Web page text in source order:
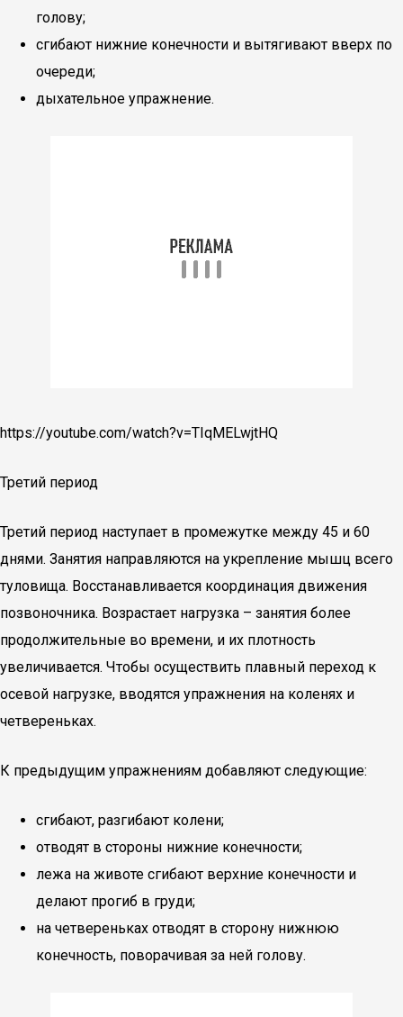
голову;
сгибают нижние конечности и вытягивают вверх по
очереди;
дыхательное упражнение.
https://youtube.com/watch?v=TIqMELwjtHQ
Третий период
Третий период наступает в промежутке между 45 и 60
днями. Занятия направляются на укрепление мышц всего
туловища. Восстанавливается координация движения
позвоночника. Возрастает нагрузка – занятия более
продолжительные во времени, и их плотность
увеличивается. Чтобы осуществить плавный переход к
осевой нагрузке, вводятся упражнения на коленях и
четвереньках.
К предыдущим упражнениям добавляют следующие:
сгибают, разгибают колени;
отводят в стороны нижние конечности;
лежа на животе сгибают верхние конечности и
делают прогиб в груди;
на четвереньках отводят в сторону нижнюю
конечность, поворачивая за ней голову.